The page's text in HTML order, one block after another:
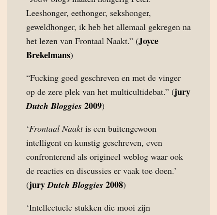
Leeshonger, eethonger, sekshonger,
geweldhonger, ik heb het allemaal gekregen na
het lezen van Frontaal Naakt.” (Joyce
Brekelmans)
“Fucking goed geschreven en met de vinger
op de zere plek van het multicultidebat.” (jury
Dutch Bloggies 2009)
‘Frontaal Naaktis een buitengewoon
intelligent en kunstig geschreven, even
confronterend als origineel weblog waar ook
de reacties en discussies er vaak toe doen.’
(juryDutch Bloggies 2008)
‘Intellectuele stukken die mooi zijn